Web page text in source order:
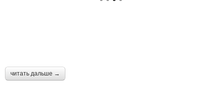
читать дальше →